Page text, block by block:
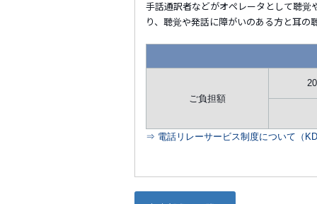
手話通訳者などがオペレータとして聴覚
り、聴覚や発話に障がいのある方と耳の
ご負担額
⇒ 電話リレーサービス制度について（